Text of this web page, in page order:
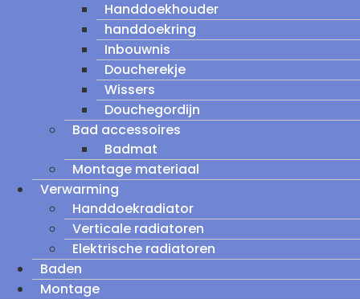
Handdoekhouder
handdoekring
Inbouwnis
Doucherekje
Wissers
Douchegordijn
Bad accessoires
Badmat
Montage materiaal
Verwarming
Handdoekradiator
Verticale radiatoren
Elektrische radiatoren
Baden
Montage